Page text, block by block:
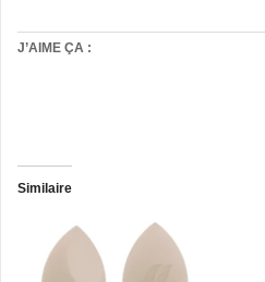
J’AIME ÇA :
Similaire